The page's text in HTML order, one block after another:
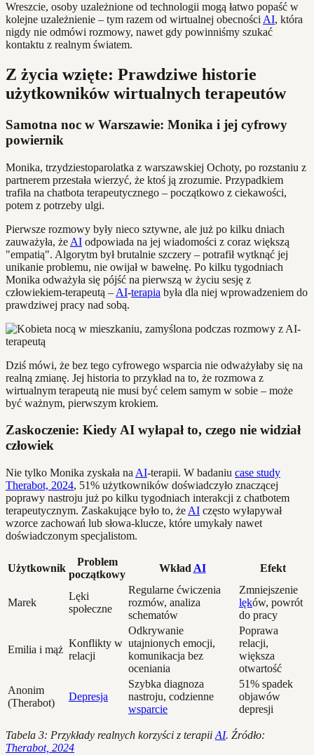
Wreszcie, osoby uzależnione od technologii mogą łatwo popaść w
kolejne uzależnienie – tym razem od wirtualnej obecności AI, która
nigdy nie odmówi rozmowy, nawet gdy powinniśmy szukać
kontaktu z realnym światem.
Z życia wzięte: Prawdziwe historie
użytkowników wirtualnych terapeutów
Samotna noc w Warszawie: Monika i jej cyfrowy
powiernik
Monika, trzydziestoparolatka z warszawskiej Ochoty, po rozstaniu z
partnerem przestała wierzyć, że ktoś ją zrozumie. Przypadkiem
trafiła na chatbota terapeutycznego – początkowo z ciekawości,
potem z potrzeby ulgi.
Pierwsze rozmowy były nieco sztywne, ale już po kilku dniach
zauważyła, że AI odpowiada na jej wiadomości z coraz większą
"empatią". Algorytm był brutalnie szczery – potrafił wytknąć jej
unikanie problemu, nie owijał w bawełnę. Po kilku tygodniach
Monika odważyła się pójść na pierwszą w życiu sesję z
człowiekiem-terapeutą – AI-terapia była dla niej wprowadzeniem do
prawdziwej pracy nad sobą.
Dziś mówi, że bez tego cyfrowego wsparcia nie odważyłaby się na
realną zmianę. Jej historia to przykład na to, że rozmowa z
wirtualnym terapeutą nie musi być celem samym w sobie – może
być ważnym, pierwszym krokiem.
Zaskoczenie: Kiedy AI wyłapał to, czego nie widział
człowiek
Nie tylko Monika zyskała na AI-terapii. W badaniu case study
Therabot, 2024, 51% użytkowników doświadczyło znaczącej
poprawy nastroju już po kilku tygodniach interakcji z chatbotem
terapeutycznym. Zaskakujące było to, że AI często wyłapywał
wzorce zachowań lub słowa-klucze, które umykały nawet
doświadczonym specjalistom.
Użytkownik
Problem
początkowy
Wkład AI Efekt
Marek
Lęki
społeczne
Regularne ćwiczenia
rozmów, analiza
schematów
Zmniejszenie
lęków, powrót
do pracy
Emilia i mąż
Konflikty w
relacji
Odkrywanie
utajnionych emocji,
komunikacja bez
oceniania
Poprawa
relacji,
większa
otwartość
Anonim
(Therabot)
Depresja
Szybka diagnoza
nastroju, codzienne
wsparcie
51% spadek
objawów
depresji
Tabela 3: Przykłady realnych korzyści z terapii AI. Źródło:
Therabot, 2024